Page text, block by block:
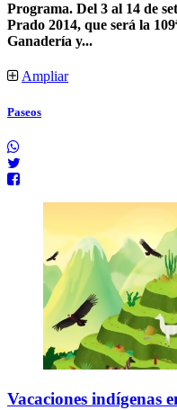
Programa. Del 3 al 14 de
Prado 2014, que será la
Ganadería y...
Ampliar
Paseos
Vacaciones indígenas